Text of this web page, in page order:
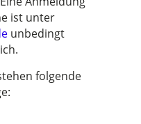
ist unter
unbedingt
folgende